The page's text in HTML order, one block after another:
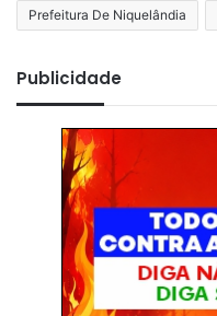
Prefeitura De Niquelândia
Publicidade